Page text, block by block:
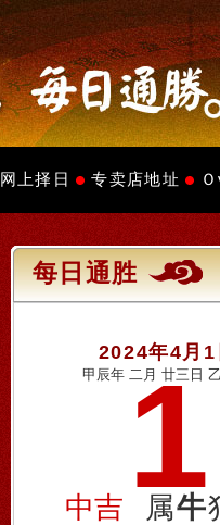
网上择日 专卖店地址
每日通胜
2024年4月1
甲辰年 二月 廿三日
1
中吉 属牛